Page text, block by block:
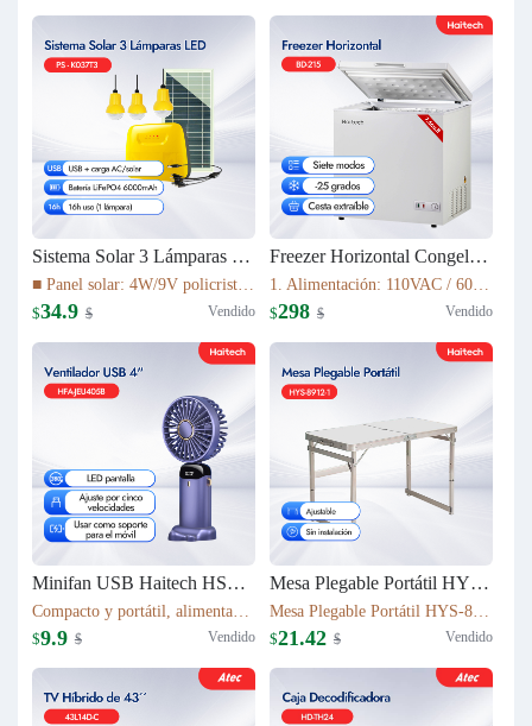
Sistema Solar 3 Lámparas LED PS-K037T3
■ Panel solar: 4W/9V policristalino con cable de 5 m ■ Batería: 16Wh LiFePO4 (3.2V/6000mAh) ■ Fuente de luz: 3 bombillas LED de 1W ■ Cable de luz: cable de 5 m con interruptor de encendido/apagado ■ Tiempo de carga: 5–6 h bajo luz solar suficiente
$34.9 $ Vendido
Freezer Horizontal Congelador Nevera 7.6cu.ft (215L) BD-215C
1. Alimentación: 110VAC / 60Hz 2. Refrigerante: R600a 3. Color: Blanco Nieve 4. Condensador: Externo 5. Dimensiones: 895x590x850mm 6. Incluye Cesta Esmaltada
$298 $ Vendido
Minifan USB Haitech HSF-N15
Compacto y portátil, alimentación por USB. Rotación de 360° para ajustar la dirección del viento. Pantalla LED que muestra la velocidad. 5 niveles de velocidad ajustables. También funciona como soporte para móvil. 5 colores disponibles según inventario.
$9.9 $ Vendido
Mesa Plegable Portátil HYS-8912-1
Mesa Plegable Portátil HYS-8912-1 80*40*75cm & 4900g Ajustable Sin instalación
$21.42 $ Vendido